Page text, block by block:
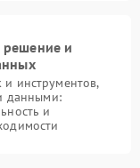
и
инструментов,
данными:
и